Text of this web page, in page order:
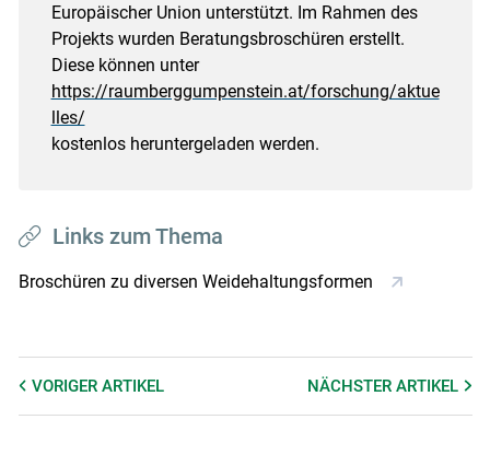
Europäischer Union unterstützt. Im Rahmen des
Projekts wurden Beratungsbroschüren erstellt.
Diese können unter
https://raumberggumpenstein.at/forschung/aktue
lles/
kostenlos heruntergeladen werden.
Links zum Thema
Broschüren zu diversen Weidehaltungsformen
VORIGER ARTIKEL NÄCHSTERARTIKEL